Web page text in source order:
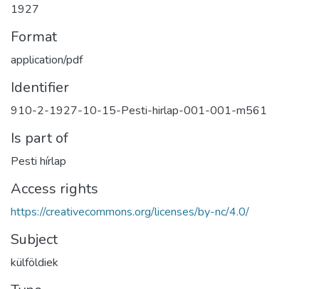
1927
Format
application/pdf
Identifier
910-2-1927-10-15-Pesti-hirlap-001-001-m561
Is part of
Pesti hírlap
Access rights
https://creativecommons.org/licenses/by-nc/4.0/
Subject
külföldiek